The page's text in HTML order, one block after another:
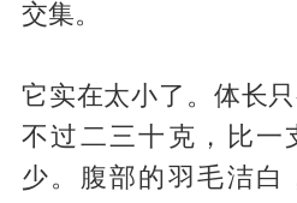
交集。
它实在太小了。体长
不过二三十克，比一
少。腹部的羽毛洁白